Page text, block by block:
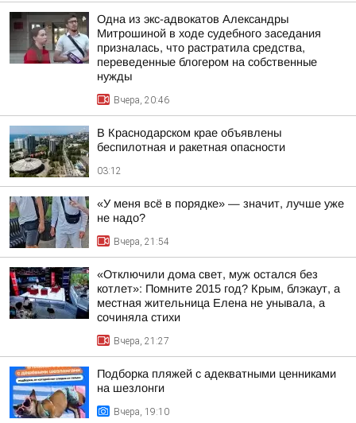
Одна из экс-адвокатов Александры
Митрошиной в ходе судебного заседания
призналась, что растратила средства,
переведенные блогером на собственные
нужды
Вчера, 20:46
В Краснодарском крае объявлены
беспилотная и ракетная опасности
03:12
«У меня всё в порядке» — значит, лучше уже
не надо?
Вчера, 21:54
«Отключили дома свет, муж остался без
котлет»: Помните 2015 год? Крым, блэкаут, а
местная жительница Елена не унывала, а
сочиняла стихи
Вчера, 21:27
Подборка пляжей с адекватными ценниками
на шезлонги
Вчера, 19:10